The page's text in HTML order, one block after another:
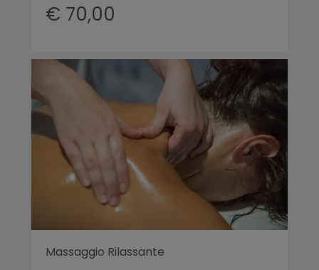
€ 70,00
Massaggio Rilassante